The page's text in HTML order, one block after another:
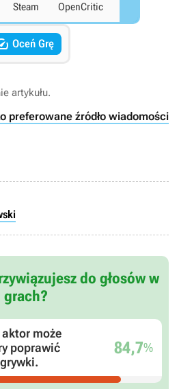
Steam OpenCritic
Oceń Grę
artykułu.
preferowane źródło wiadomości
do głosów w
grach?
może
poprawić
84,7%